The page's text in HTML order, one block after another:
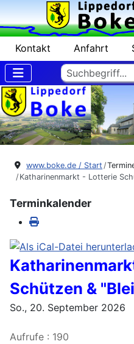
Suchen
Kontakt Anfahrt
www.boke.de / Start
Katharinenmarkt - Lotterie
Terminkalender
Schützen &
So., 20. September 2026
Aufrufe : 190